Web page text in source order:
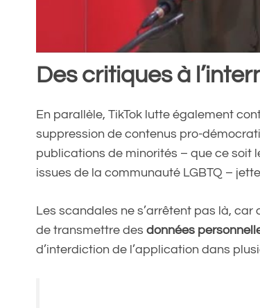
Des critiques à
En parallèle, TikTok lutte également
suppression de contenus pro-
publications de minorités – que ce soit
issues de la communauté LGBTQ –
Les scandales ne s’arrêtent pas là,
de transmettre des données
d’interdiction de l’application dans